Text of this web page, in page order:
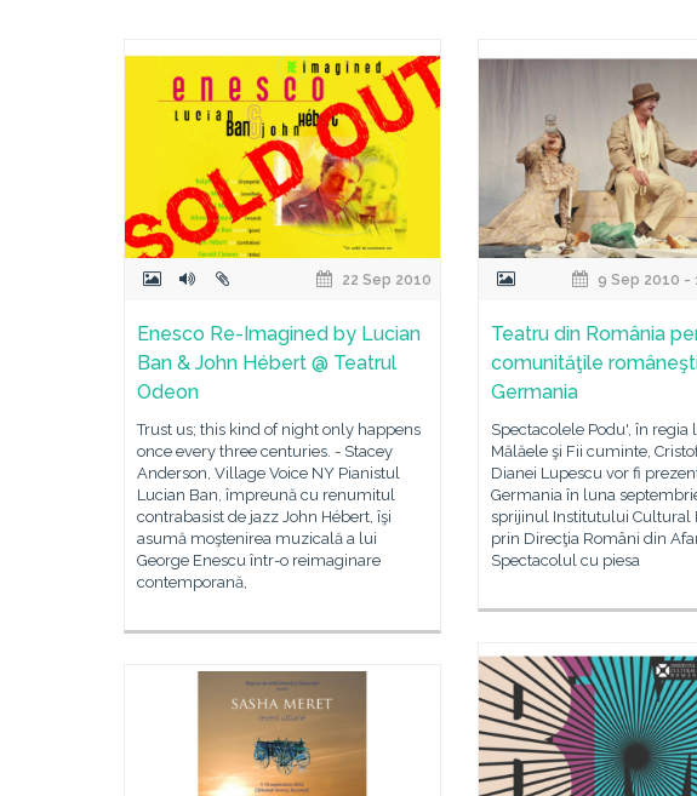
22 Sep 2010
Enesco Re-Imagined by Lucian
Ban & John Hébert @ Teatrul
Odeon
Trust us; this kind of night only happens
once every three centuries. - Stacey
Anderson, Village Voice NY Pianistul
Lucian Ban, împreună cu renumitul
contrabasist de jazz John Hébert, îşi
asumă moştenirea muzicală a lui
George Enescu într-o reimaginare
contemporană,
9 Sep 2010 -
Teatru din România
comunităţile
Germania
Spectacolele Podu', în regia
Mălăele şi Fii cuminte,
Dianei Lupescu vor fi
Germania în luna
sprijinul Institutului Cultural
prin Direcţia Români din
Spectacolul cu piesa